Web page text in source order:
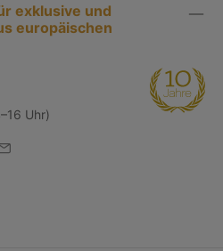
exklusive und
europäischen
Uhr)